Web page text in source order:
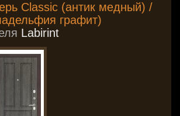
Classic (антик медный) /
графит)
Labirint